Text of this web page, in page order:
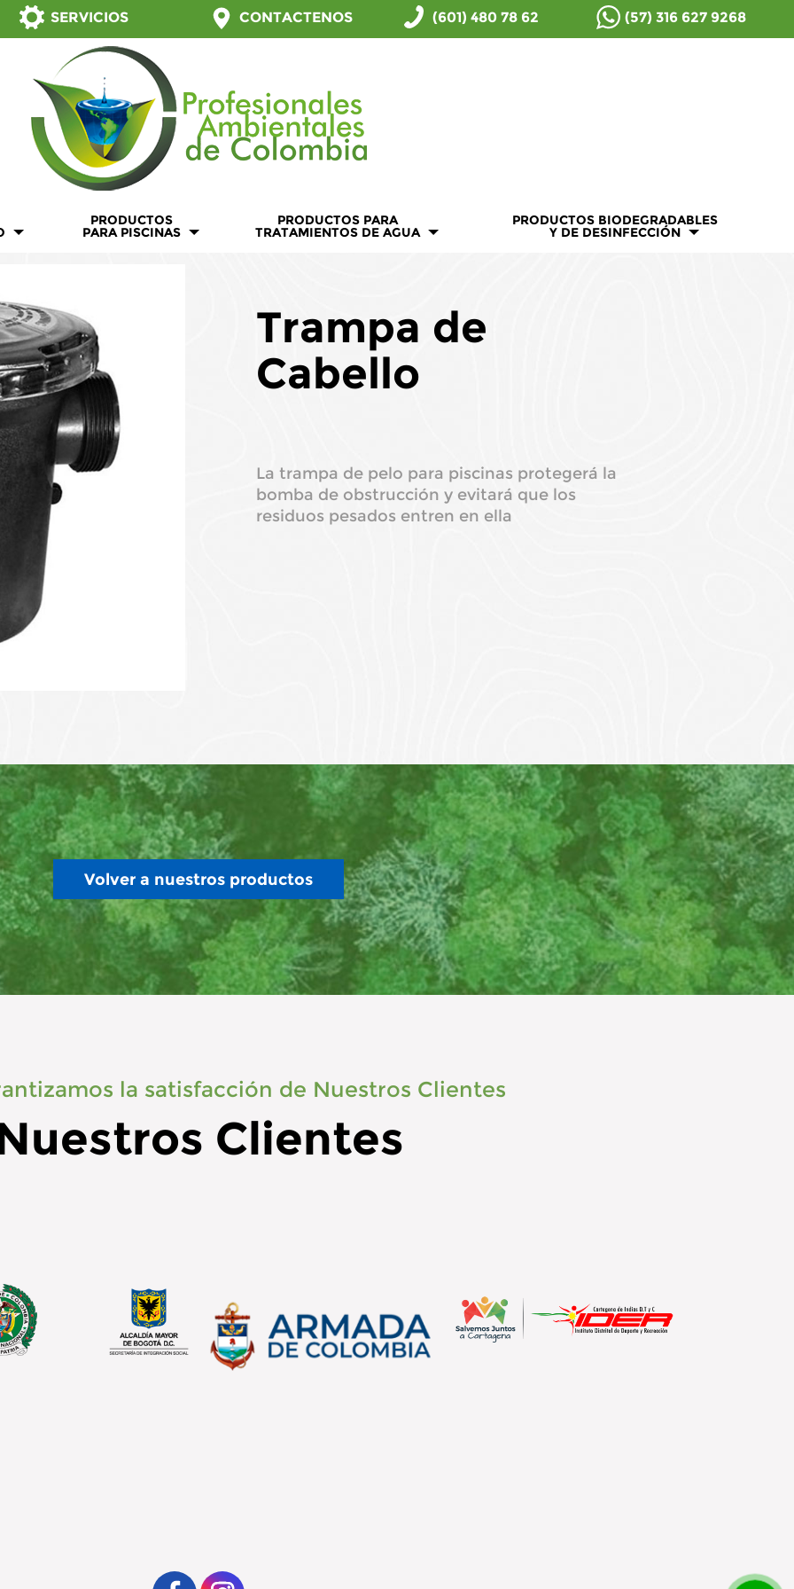
SERVICIOS CONTACTENOS (601) 480 78 62 (57) 316 627 9268
PRODUCTOS
PARA PISCINAS
PRODUCTOS PARA
TRATAMIENTOS DE AGUA
PRODUCTOS BIODEGRADABLES
Y DE DESINFECCIÓN
Trampa de
Cabello
La trampa de pelo para piscinas protegerá la
bomba de obstrucción y evitará que los
residuos pesados entren en ella
Volver a nuestros productos
la satisfacción de Nuestros Clientes
Clientes